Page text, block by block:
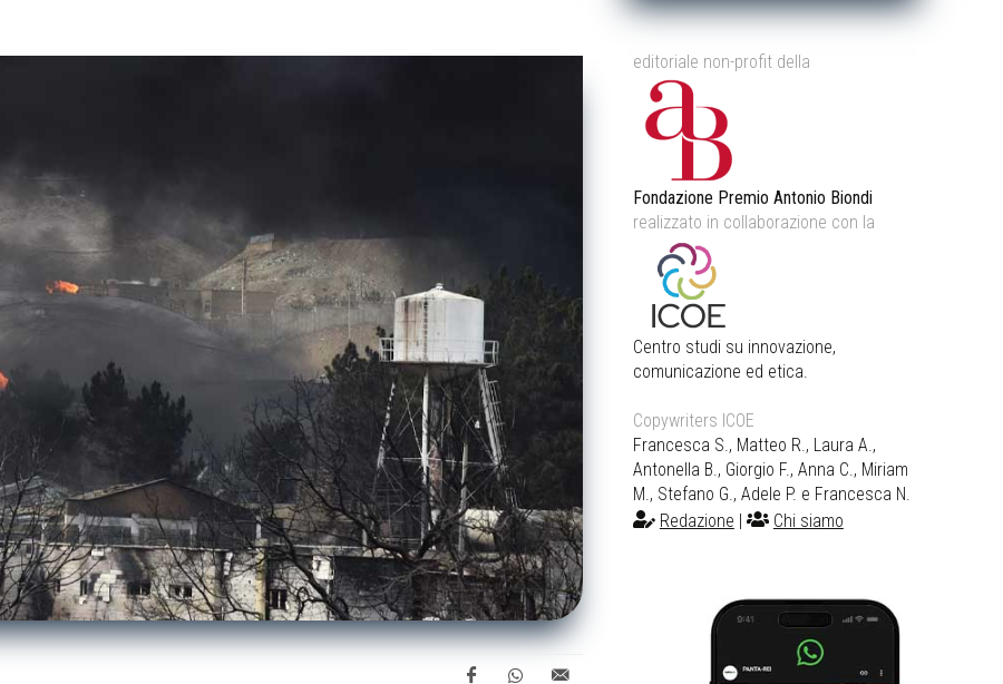
editoriale non-profit della
Fondazione Premio Antonio Biondi
realizzato in collaborazione con la
Centro studi su innovazione,
comunicazione ed etica.
Copywriters ICOE
Francesca S., Matteo R., Laura A.,
Antonella B., Giorgio F., Anna C., Miriam
M., Stefano G., Adele P. e Francesca N.
Redazione
Chi siamo